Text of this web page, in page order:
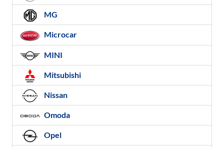
MG
Microcar
MINI
Mitsubishi
Nissan
Omoda
Opel